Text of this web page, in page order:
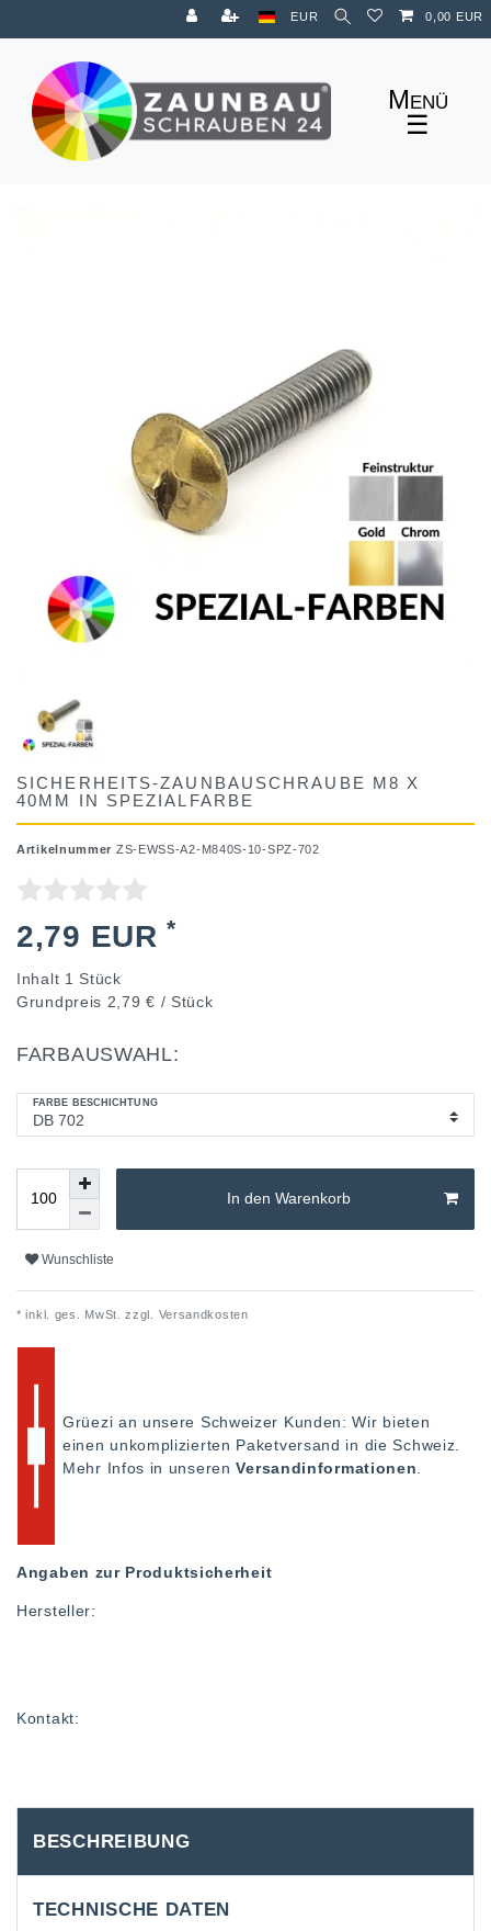
EUR 0,00 EUR
☰
SICHERHEITS-ZAUNBAUSCHRAUBE M8 X
40MM IN SPEZIALFARBE
Artikelnummer ZS-EWSS-A2-M840S-10-SPZ-702
2,79 EUR*
Inhalt 1 Stück
Grundpreis 2,79 € / Stück
FARBAUSWAHL:
FARBE BESCHICHTUNG
In den Warenkorb
Wunschliste
* inkl. ges. MwSt. zzgl. Versandkosten
Grüezi an unsere Schweizer Kunden: Wir bieten
einen unkomplizierten Paketversand in die Schweiz.
Mehr Infos in unserenVersandinformationen
Angaben zur Produktsicherheit
Hersteller:
Kontakt:
BESCHREIBUNG
TECHNISCHE DATEN